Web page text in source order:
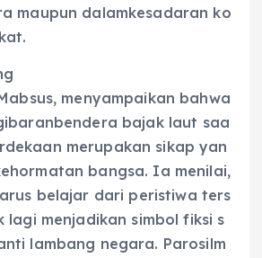
maupun dalamkesadaran ko
menyampaikan bahwa
bajak laut saa
merupakan sikap yan
bangsa. Ia menilai,
belajar dari peristiwa ters
menjadikan simbol fiksi s
lambang negara. Parosilm